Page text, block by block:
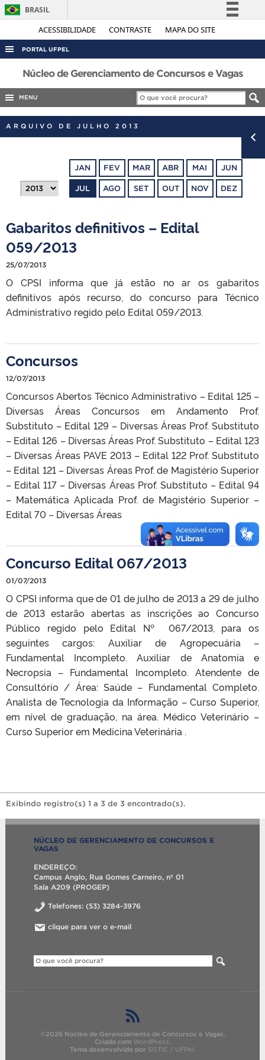
ACESSIBILIDADE CONTRASTE MAPA DO SITE
BRASIL
Simplifique!
Legislação
Canais
PORTAL UFPEL
ACESSO À INFORMAÇÃO
AUDITORIA
CONCURSOS
OUVIDORIA
TELEFONES
Núcleo de Gerenciamento de Concursos e Vagas
MENU
ARQUIVO DE JULHO 2013
JAN FEV MAR ABR MAI JUN
JUL AGO SET OUT NOV DEZ
Gabaritos definitivos – Edital
059/2013
25/07/2013
O CPSI informa que já estão no ar os gabaritos
definitivos após recurso, do concurso para Técnico
Administrativo regido pelo Edital 059/2013.
Concursos
12/07/2013
Concursos Abertos Técnico Administrativo – Edital 125 –
Diversas Áreas Concursos em Andamento Prof.
Substituto – Edital 129 – Diversas Áreas Prof. Substituto
– Edital 126 – Diversas Áreas Prof. Substituto – Edital 123
– Diversas Áreas PAVE 2013 – Edital 122 Prof. Substituto
– Edital 121 – Diversas Áreas Prof. de Magistério Superior
– Edital 117 – Diversas Áreas Prof. Substituto – Edital 94
– Matemática Aplicada Prof. de Magistério Superior –
Edital 70 – Diversas Áreas
Concurso Edital 067/2013
01/07/2013
O CPSI informa que de 01 de julho de 2013 a 29 de julho
de 2013 estarão abertas as inscrições ao Concurso
Público regido pelo Edital Nº 067/2013, para os
seguintes cargos: Auxiliar de Agropecuária –
Fundamental Incompleto. Auxiliar de Anatomia e
Necropsia – Fundamental Incompleto. Atendente de
Consultório / Área: Saúde – Fundamental Completo.
Analista de Tecnologia da Informação – Curso Superior,
em nível de graduação, na área. Médico Veterinário –
Curso Superior em Medicina Veterinária .
Exibindo registro(s) 1 a 3 de 3 encontrado(s).
NÚCLEO DE GERENCIAMENTO DE CONCURSOS E
VAGAS
ENDEREÇO:
Campus Anglo, Rua Gomes Carneiro, nº 01
Sala A209 (PROGEP)
Telefones: (53) 3284-3976
clique para ver o e-mail
©2026 Núcleo de Gerenciamento de Concursos e Vagas.
Criado com WordPress.
Tema desenvolvido por SGTIC / UFPel.